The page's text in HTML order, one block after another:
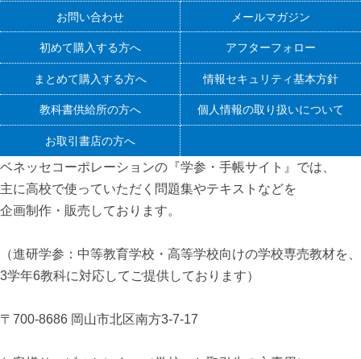
お問い合わせ メールマガジン
初めて購入する方へ アフターフォロー
まとめて購入する方へ 情報セキュリティ基本方針
教科書供給所の方へ 個人情報の取り扱いについて
お取引書店の方へ
ベネッセコーポレーションの『学参・手帳サイト』 では、
主に高校で使っていただく問題集やテキストなどを
企画制作・販売しております。
（進研学参：中等教育学校・高等学校向けの学校専売教材を、
3学年6教科に対応してご提供しております）
〒700-8686 岡山市北区南方3-7-17